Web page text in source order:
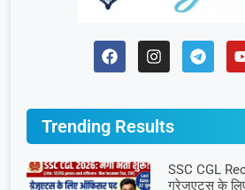
Trending Results
SSC CGL
ग्रेजुएट्स के